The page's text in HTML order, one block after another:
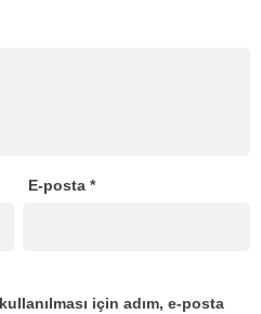
E-posta*
için adım, e-posta